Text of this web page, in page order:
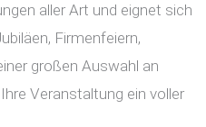
aller Art und eignet sich
Firmenfeiern,
großen Auswahl an
Veranstaltung ein voller